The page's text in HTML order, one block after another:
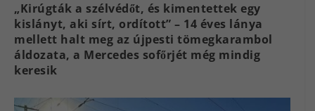
„Kirúgták a szélvédőt, és kimentettek egy
kislányt, aki sírt, ordított” – 14 éves lánya
mellett halt meg az újpesti tömegkarambol
áldozata, a Mercedes sofőrjét még mindig
keresik